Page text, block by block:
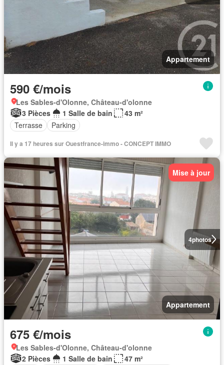
Appartement
590 €/mois
Les Sables-d'Olonne, Château-d'olonne
3 Pièces
1 Salle de bain
43 m²
Terrasse
Parking
Il y a 17 heures sur Ouestfrance-immo - CONCEPT IMMO
4photos
Mise à jour
Appartement
675 €/mois
Les Sables-d'Olonne, Château-d'olonne
2 Pièces
1 Salle de bain
47 m²